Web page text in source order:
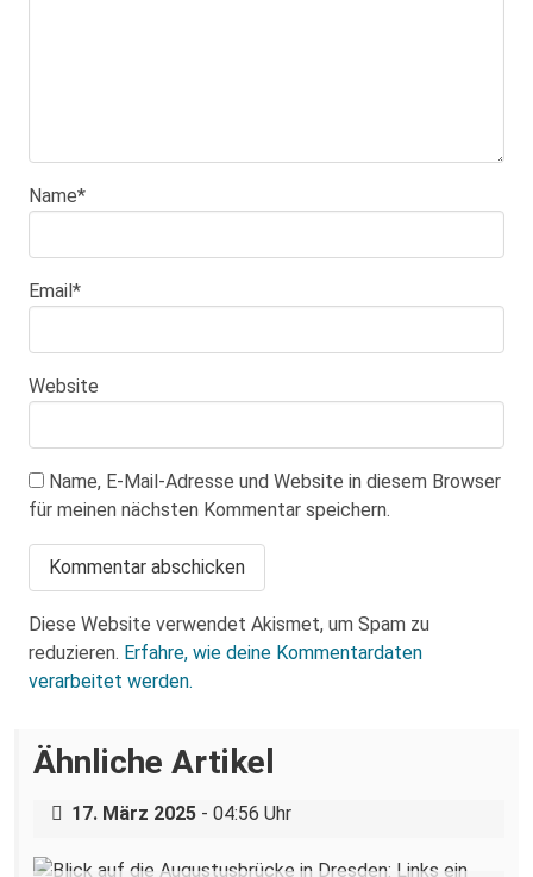
Name*
Email*
Website
Name, E-Mail-Adresse und Website in diesem Browser
für meinen nächsten Kommentar speichern.
Diese Website verwendet Akismet, um Spam zu
reduzieren. Erfahre, wie deine Kommentardaten
verarbeitet werden.
Ähnliche Artikel
Holocaustgedenktag in Coswig bei
17. März 2025 - 04:56 Uhr